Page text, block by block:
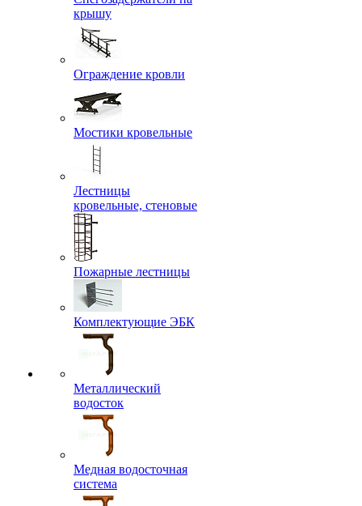
крышу
Ограждение кровли
Мостики кровельные
Лестницы
кровельные, стеновые
Пожарные лестницы
Комплектующие ЭБК
Металлический
водосток
Медная водосточная
система